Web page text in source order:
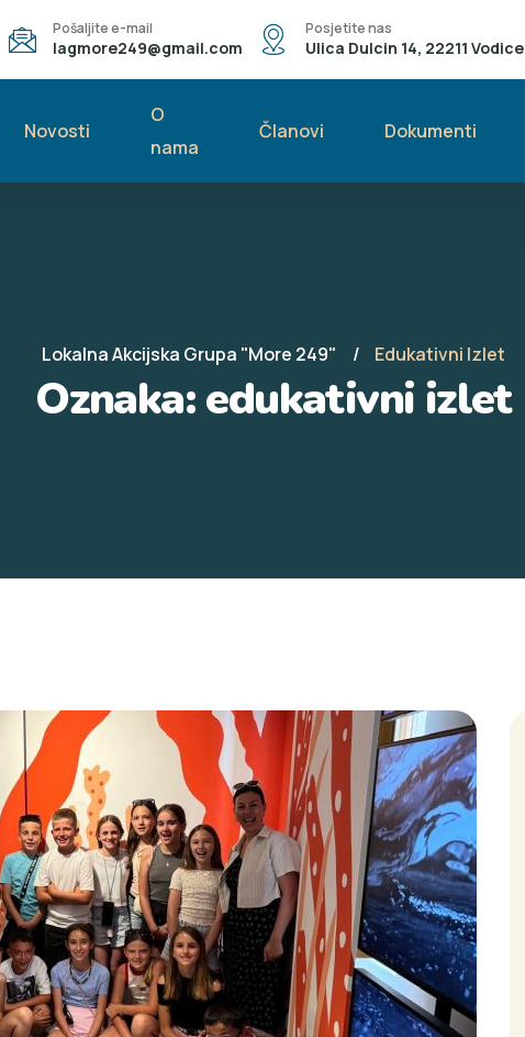
Pošaljite e-mail
lagmore249@gmail.com
Posjetite nas
Ulica Dulcin 14, 22211 Vodice
Novosti
O
nama
Članovi Dokumenti
Lokalna Akcijska Grupa "More 249" Edukativni Izlet
Oznaka:edukativni izlet